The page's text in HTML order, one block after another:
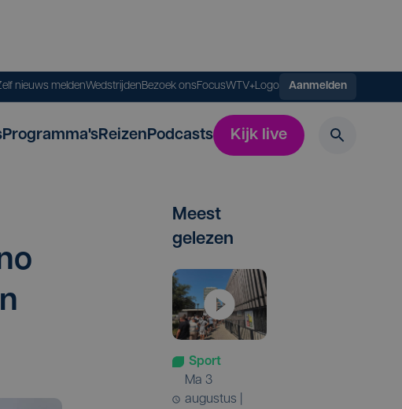
nieuws meldenWedstrijdenBezoek onsFocusWTV+Logo Aanmelden
Programma'sReizenPodcasts Kijk live
Meest
gelezen
Sport
ma 3
augustus |